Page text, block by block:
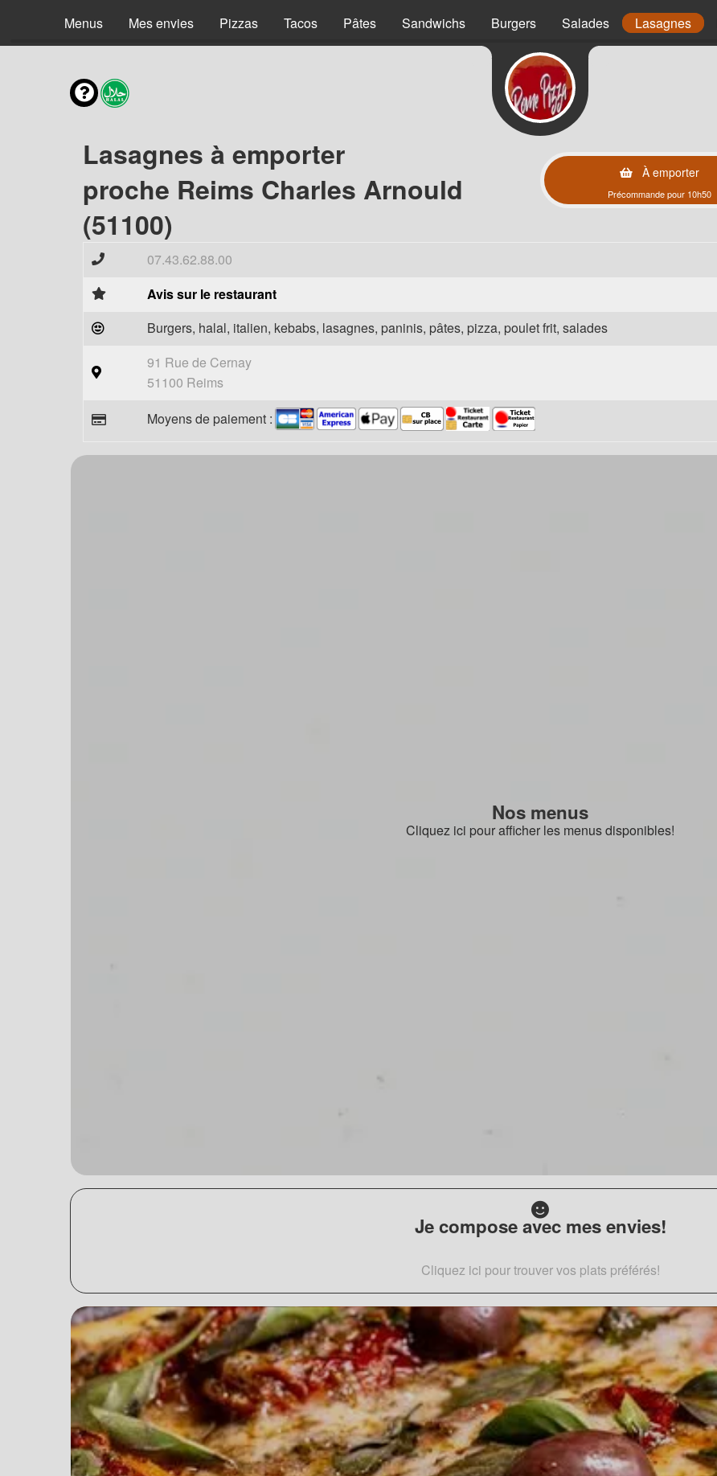
Menus Mes envies Pizzas Tacos Pâtes Sandwichs Burgers Salades Lasagnes
Lasagnes à emporter
proche Reims Charles Arnould
(51100)
À emporter
Précommande pour 10h50
07.43.62.88.00
Avis sur le restaurant
Burgers, halal, italien, kebabs, lasagnes, paninis, pâtes, pizza, poulet frit, salades
91 Rue de Cernay
51100 Reims
Moyens de paiement :
Nos menus
Cliquez ici pour afficher les menus disponibles!
Je compose avec mes envies!
Cliquez ici pour trouver vos plats préférés!